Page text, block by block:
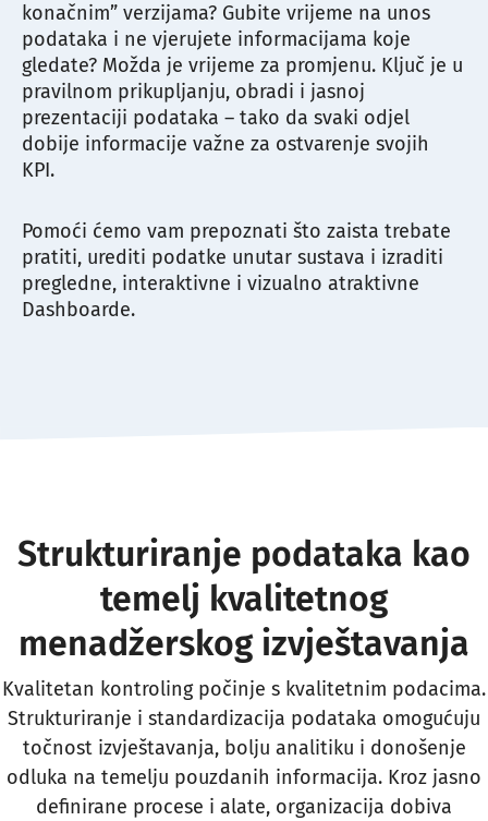
konačnim” verzijama? Gubite vrijeme na unos
podataka i ne vjerujete informacijama koje
gledate? Možda je vrijeme za promjenu. Ključ je u
pravilnom prikupljanju, obradi i jasnoj
prezentaciji podataka – tako da svaki odjel
dobije informacije važne za ostvarenje svojih
KPI.
Pomoći ćemo vam prepoznati što zaista trebate
pratiti, urediti podatke unutar sustava i izraditi
pregledne, interaktivne i vizualno atraktivne
Dashboarde.
Strukturiranje podataka kao
temelj kvalitetnog
menadžerskog izvještavanja
Kvalitetan kontroling počinje s kvalitetnim podacima.
Strukturiranje i standardizacija podataka omogućuju
točnost izvještavanja, bolju analitiku i donošenje
odluka na temelju pouzdanih informacija. Kroz jasno
definirane procese i alate, organizacija dobiva